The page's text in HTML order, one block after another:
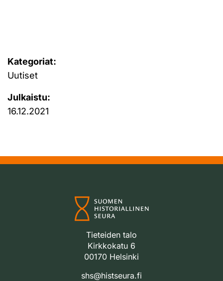
Kategoriat:
Uutiset
Julkaistu:
16.12.2021
Tieteiden talo
Kirkkokatu 6
00170 Helsinki
shs@histseura.fi